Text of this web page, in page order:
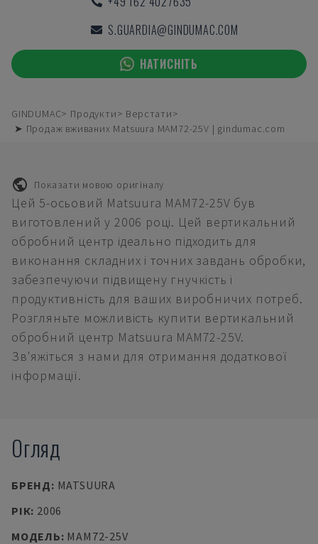
S.GUARDIA@GINDUMAC.COM
НАТИСНІТЬ
GINDUMAC Продукти
Верстати
➤ Продаж вживаних Matsuura MAM72-25V | gindumac.com
Показати мовою оригіналу
Цей 5-осьовий Matsuura MAM72-25V був
виготовлений у 2006 році. Цей вертикальний
обробний центр ідеально підходить для
виконання складних і точних завдань обробки,
забезпечуючи підвищену гнучкість і
продуктивність для ваших виробничих потреб.
Розгляньте можливість купити вертикальний
обробний центр Matsuura MAM72-25V.
Зв'яжіться з нами для отримання додаткової
інформації.
Огляд
БРЕНД: MATSUURA
РІК: 2006
МОДЕЛЬ: MAM72-25V